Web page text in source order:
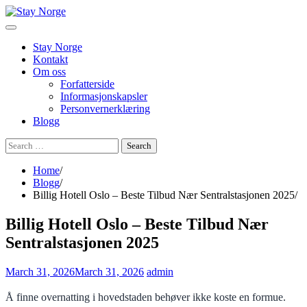
Skip
to
Stay Norge
Kontakt
Om oss
Forfatterside
Informasjonskapsler
Personvernerklæring
Blogg
Search
for:
Home
Blogg
Billig Hotell Oslo – Beste Tilbud Nær Sentralstasjonen 2025
Billig Hotell Oslo – Beste Tilbud Nær
Sentralstasjonen 2025
March 31, 2026March 31, 2026 admin
Å finne overnatting i hovedstaden behøver ikke koste en formue.